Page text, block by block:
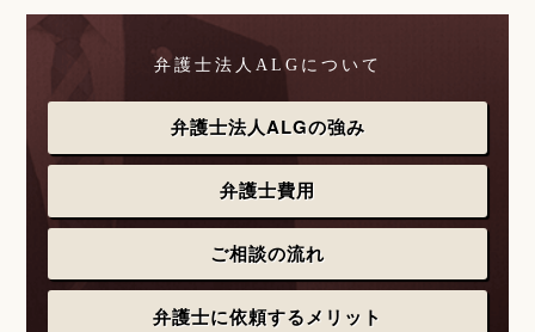
弁護士法人ALGについて
弁護士法人ALGの強み
弁護士費用
ご相談の流れ
弁護士に依頼するメリット